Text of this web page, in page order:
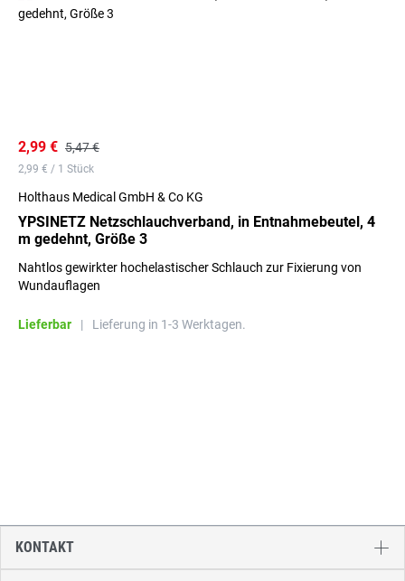
2,99 € 5,47 €
2,99 € / 1 Stück
Holthaus Medical GmbH & Co KG
YPSINETZ Netzschlauchverband, in Entnahmebeutel, 4
m gedehnt, Größe 3
Nahtlos gewirkter hochelastischer Schlauch zur Fixierung von
Wundauflagen
Lieferbar | Lieferung in 1-3 Werktagen.
KONTAKT